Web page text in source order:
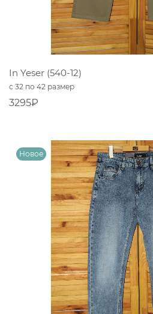
In Yeser (540-12)
с 32 по 42 размер
3295₽